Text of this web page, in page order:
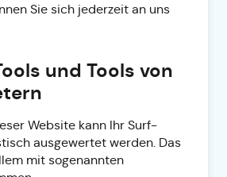
Sie sich jederzeit an uns
und Tools von
Website kann Ihr Surf-
ausgewertet werden. Das
mit sogenannten